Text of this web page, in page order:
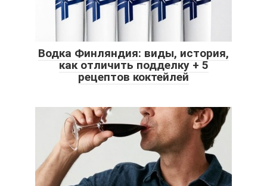
Водка Финляндия: виды, история,
как отличить подделку + 5
рецептов коктейлей